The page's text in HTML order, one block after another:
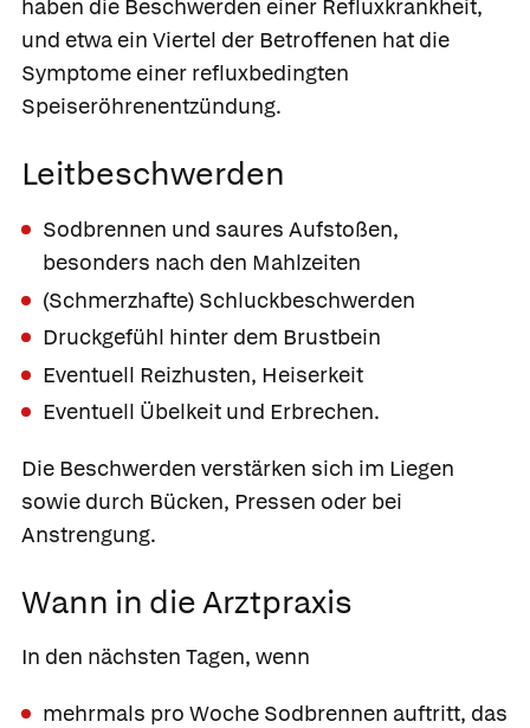
haben die Beschwerden einer Refluxkrankheit,
und etwa ein Viertel der Betroffenen hat die
Symptome einer refluxbedingten
Speiseröhrenentzündung.
Leitbeschwerden
Sodbrennen und saures Aufstoßen,
besonders nach den Mahlzeiten
(Schmerzhafte) Schluckbeschwerden
Druckgefühl hinter dem Brustbein
Eventuell Reizhusten, Heiserkeit
Eventuell Übelkeit und Erbrechen.
Die Beschwerden verstärken sich im Liegen
sowie durch Bücken, Pressen oder bei
Anstrengung.
Wann in die Arztpraxis
In den nächsten Tagen, wenn
mehrmals pro Woche Sodbrennen auftritt, das